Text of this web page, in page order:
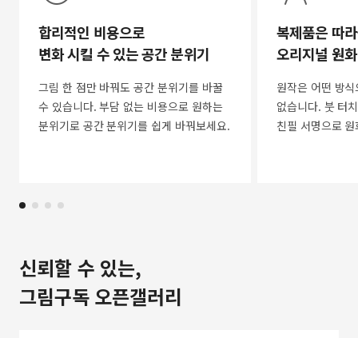
합리적인 비용으로
변화 시킬 수 있는 공간 분위기
그림 한 점만 바꿔도 공간 분위기를 바꿀
수 있습니다. 부담 없는 비용으로 원하는
분위기로 공간 분위기를 쉽게 바꿔보세요.
복제품은 따
오리지널 원
원작은 어떤 방
없습니다. 붓 터
친필 서명으로
신뢰할 수 있는,
그림구독 오픈갤러리